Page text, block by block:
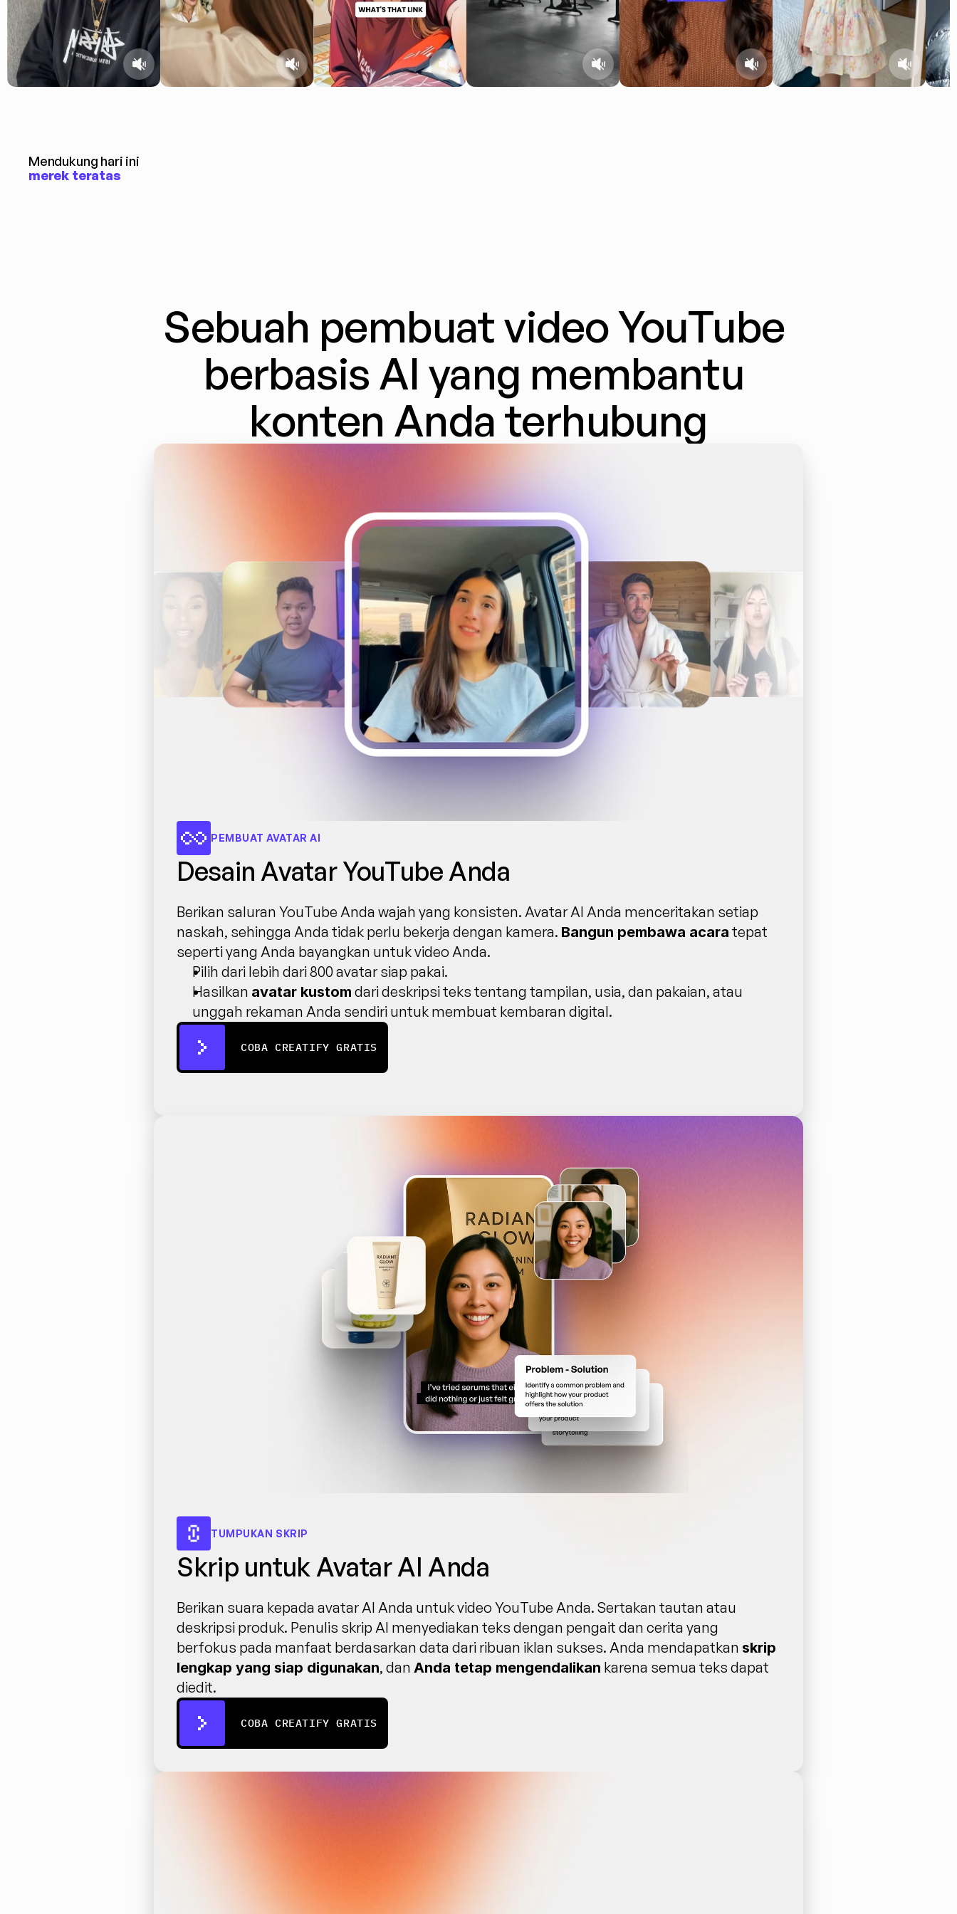
Mendukung hari ini
merek teratas
Sebuah pembuat video YouTube
berbasis AI yang membantu
konten Anda terhubung
PEMBUAT AVATAR AI
Desain Avatar YouTube Anda
Berikan saluran YouTube Anda wajah yang konsisten. Avatar AI Anda menceritakan setiap
naskah, sehingga Anda tidak perlu bekerja dengan kamera. Bangun pembawa acara tepat
seperti yang Anda bayangkan untuk video Anda.
Pilih dari lebih dari 800 avatar siap pakai.
Hasilkan avatar kustom dari deskripsi teks tentang tampilan, usia, dan pakaian, atau
unggah rekaman Anda sendiri untuk membuat kembaran digital.
COBA CREATIFY GRATIS
TUMPUKAN SKRIP
Skrip untuk Avatar AI Anda
Berikan suara kepada avatar AI Anda untuk video YouTube Anda. Sertakan tautan atau
deskripsi produk. Penulis skrip AI menyediakan teks dengan pengait dan cerita yang
berfokus pada manfaat berdasarkan data dari ribuan iklan sukses. Anda mendapatkan skrip
lengkap yang siap digunakan, dan Anda tetap mengendalikan karena semua teks dapat
diedit.
COBA CREATIFY GRATIS